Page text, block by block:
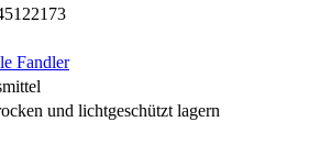
Fandler
und lichtgeschützt lagern